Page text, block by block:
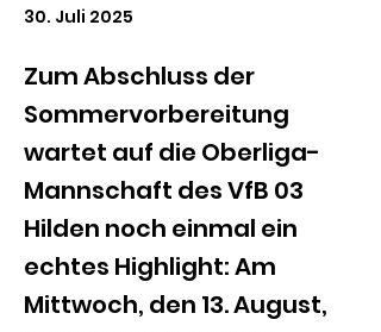
30. Juli 2025
Zum Abschluss der
Sommervorbereitung
wartet auf die Oberliga-
Mannschaft des VfB 03
Hilden noch einmal ein
echtes Highlight: Am
Mittwoch, den 13. August,